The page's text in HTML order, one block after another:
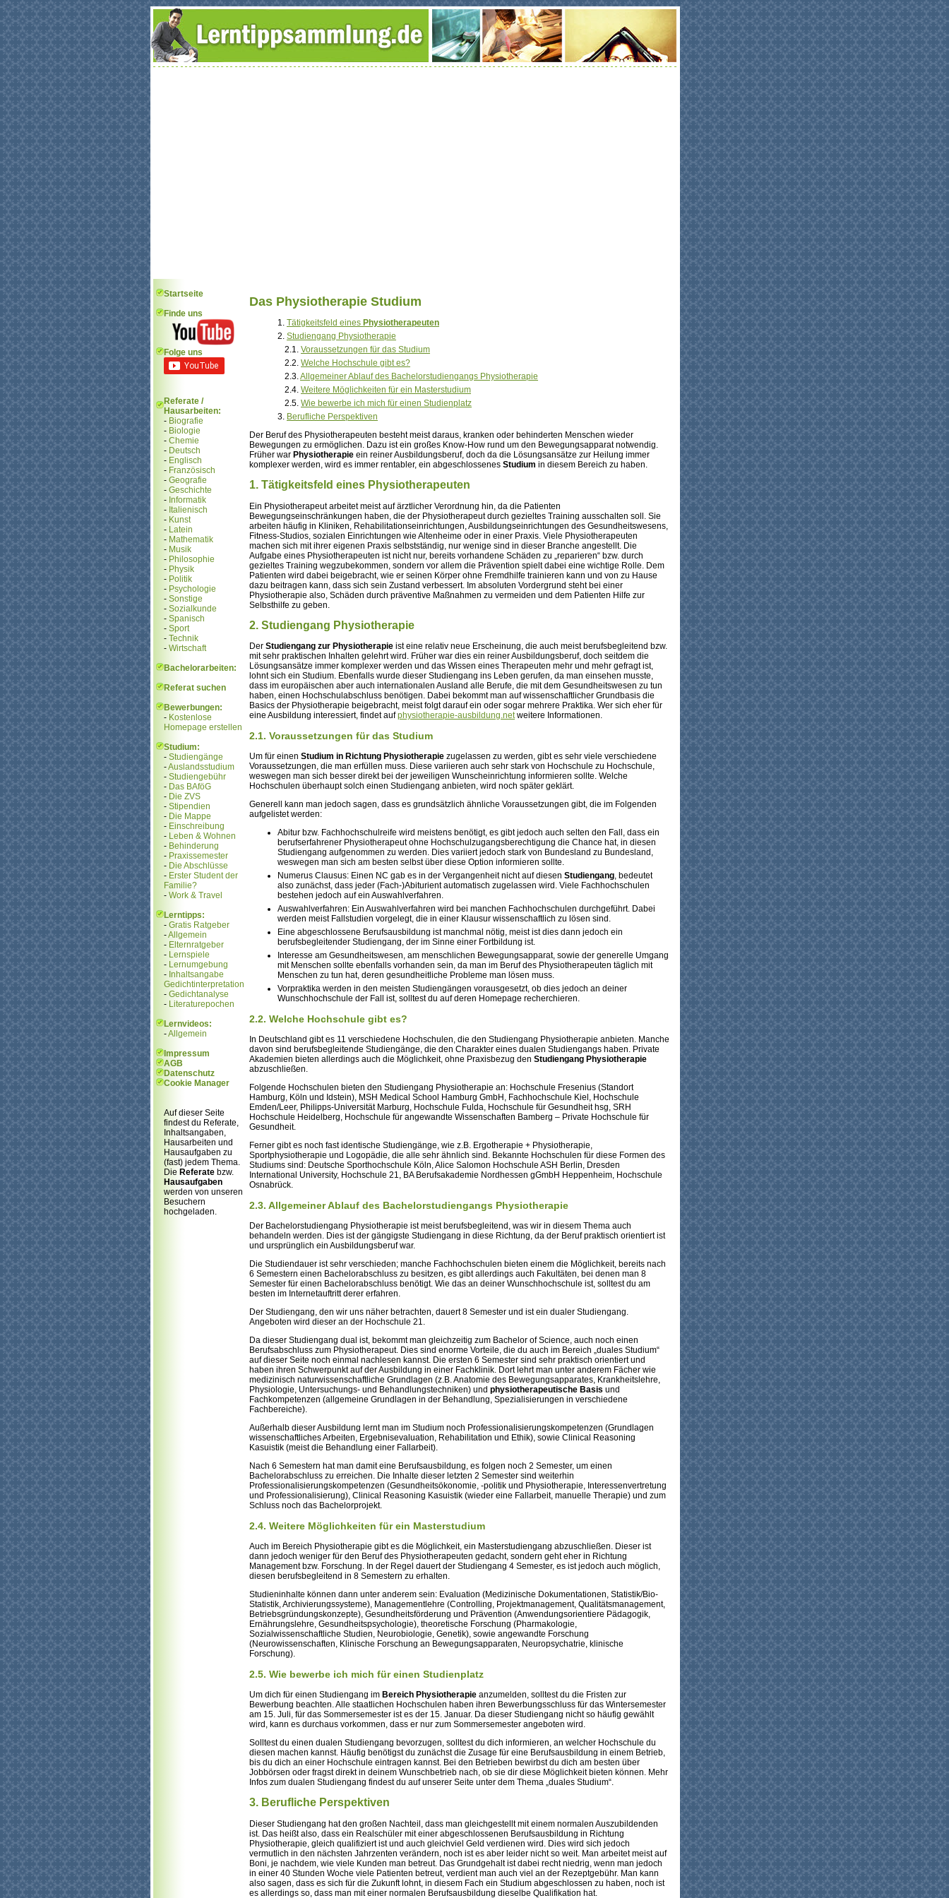
Startseite
Finde uns
Folge uns
Referate /
Hausarbeiten:
- Biografie
- Biologie
- Chemie
- Deutsch
- Englisch
- Französisch
- Geografie
- Geschichte
- Informatik
- Italienisch
- Kunst
- Latein
- Mathematik
- Musik
- Philosophie
- Physik
- Politik
- Psychologie
- Sonstige
- Sozialkunde
- Spanisch
- Sport
- Technik
- Wirtschaft
Bachelorarbeiten:
Referat suchen
Bewerbungen:
- Kostenlose
Homepage erstellen
Studium:
- Studiengänge
-Auslandsstudium
- Studiengebühr
- Das BAföG
- Die ZVS
- Stipendien
- Die Mappe
- Einschreibung
- Leben & Wohnen
- Behinderung
- Praxissemester
- Die Abschlüsse
- Erster Student der
Familie?
- Work & Travel
Lerntipps:
- Gratis Ratgeber
-Allgemein
- Elternratgeber
- Lernspiele
- Lernumgebung
- Inhaltsangabe
Gedichtinterpretation
- Gedichtanalyse
- Literaturepochen
Lernvideos:
-Allgemein
Impressum
AGB
Datenschutz
Cookie Manager
Auf dieser Seite
findest du Referate,
Inhaltsangaben,
Hausarbeiten und
Hausaufgaben zu
(fast) jedem Thema.
Die Referate bzw.
Hausaufgaben
werden von unseren
Besuchern
hochgeladen.
Das Physiotherapie Studium
1. Tätigkeitsfeld eines Physiotherapeuten
2. Studiengang Physiotherapie
2.1. Voraussetzungen für das Studium
2.2. Welche Hochschule gibt es?
2.3.Allgemeiner Ablauf des Bachelorstudiengangs Physiotherapie
2.4. Weitere Möglichkeiten für ein Masterstudium
2.5. Wie bewerbe ich mich für einen Studienplatz
3. Berufliche Perspektiven
Der Beruf des Physiotherapeuten besteht meist daraus, kranken oder behinderten Menschen wieder
Bewegungen zu ermöglichen. Dazu ist ein großes Know-How rund um den Bewegungsapparat notwendig.
Früher war Physiotherapie ein reiner Ausbildungsberuf, doch da die Lösungsansätze zur Heilung immer
komplexer werden, wird es immer rentabler, ein abgeschlossenes Studium in diesem Bereich zu haben.
1. Tätigkeitsfeld eines Physiotherapeuten
Ein Physiotherapeut arbeitet meist auf ärztlicher Verordnung hin, da die Patienten
Bewegungseinschränkungen haben, die der Physiotherapeut durch gezieltes Training ausschalten soll. Sie
arbeiten häufig in Kliniken, Rehabilitationseinrichtungen, Ausbildungseinrichtungen des Gesundheitswesens,
Fitness-Studios, sozialen Einrichtungen wie Altenheime oder in einer Praxis. Viele Physiotherapeuten
machen sich mit ihrer eigenen Praxis selbstständig, nur wenige sind in dieser Branche angestellt. Die
Aufgabe eines Physiotherapeuten ist nicht nur, bereits vorhandene Schäden zu „reparieren“ bzw. durch
gezieltes Training wegzubekommen, sondern vor allem die Prävention spielt dabei eine wichtige Rolle. Dem
Patienten wird dabei beigebracht, wie er seinen Körper ohne Fremdhilfe trainieren kann und von zu Hause
dazu beitragen kann, dass sich sein Zustand verbessert. Im absoluten Vordergrund steht bei einer
Physiotherapie also, Schäden durch präventive Maßnahmen zu vermeiden und dem Patienten Hilfe zur
Selbsthilfe zu geben.
2. Studiengang Physiotherapie
Der Studiengang zur Physiotherapie ist eine relativ neue Erscheinung, die auch meist berufsbegleitend bzw.
mit sehr praktischen Inhalten gelehrt wird. Früher war dies ein reiner Ausbildungsberuf, doch seitdem die
Lösungsansätze immer komplexer werden und das Wissen eines Therapeuten mehr und mehr gefragt ist,
lohnt sich ein Studium. Ebenfalls wurde dieser Studiengang ins Leben gerufen, da man einsehen musste,
dass im europäischen aber auch internationalen Ausland alle Berufe, die mit dem Gesundheitswesen zu tun
haben, einen Hochschulabschluss benötigen. Dabei bekommt man auf wissenschaftlicher Grundbasis die
Basics der Physiotherapie beigebracht, meist folgt darauf ein oder sogar mehrere Praktika. Wer sich eher für
eine Ausbildung interessiert, findet aufphysiotherapie-ausbildung.netweitere Informationen.
2.1. Voraussetzungen für das Studium
Um für einen Studium in Richtung Physiotherapie zugelassen zu werden, gibt es sehr viele verschiedene
Voraussetzungen, die man erfüllen muss. Diese variieren auch sehr stark von Hochschule zu Hochschule,
weswegen man sich besser direkt bei der jeweiligen Wunscheinrichtung informieren sollte. Welche
Hochschulen überhaupt solch einen Studiengang anbieten, wird noch später geklärt.
Generell kann man jedoch sagen, dass es grundsätzlich ähnliche Voraussetzungen gibt, die im Folgenden
aufgelistet werden:
Abitur bzw. Fachhochschulreife wird meistens benötigt, es gibt jedoch auch selten den Fall, dass ein
berufserfahrener Physiotherapeut ohne Hochschulzugangsberechtigung die Chance hat, in diesen
Studiengang aufgenommen zu werden. Dies variiert jedoch stark von Bundesland zu Bundesland,
weswegen man sich am besten selbst über diese Option informieren sollte.
Numerus Clausus: Einen NC gab es in der Vergangenheit nicht auf diesen Studiengang, bedeutet
also zunächst, dass jeder (Fach-)Abiturient automatisch zugelassen wird. Viele Fachhochschulen
bestehen jedoch auf ein Auswahlverfahren.
Auswahlverfahren: Ein Auswahlverfahren wird bei manchen Fachhochschulen durchgeführt. Dabei
werden meist Fallstudien vorgelegt, die in einer Klausur wissenschaftlich zu lösen sind.
Eine abgeschlossene Berufsausbildung ist manchmal nötig, meist ist dies dann jedoch ein
berufsbegleitender Studiengang, der im Sinne einer Fortbildung ist.
Interesse am Gesundheitswesen, am menschlichen Bewegungsapparat, sowie der generelle Umgang
mit Menschen sollte ebenfalls vorhanden sein, da man im Beruf des Physiotherapeuten täglich mit
Menschen zu tun hat, deren gesundheitliche Probleme man lösen muss.
Vorpraktika werden in den meisten Studiengängen vorausgesetzt, ob dies jedoch an deiner
Wunschhochschule der Fall ist, solltest du auf deren Homepage recherchieren.
2.2. Welche Hochschule gibt es?
In Deutschland gibt es 11 verschiedene Hochschulen, die den Studiengang Physiotherapie anbieten. Manche
davon sind berufsbegleitende Studiengänge, die den Charakter eines dualen Studiengangs haben. Private
Akademien bieten allerdings auch die Möglichkeit, ohne Praxisbezug den Studiengang Physiotherapie
abzuschließen.
Folgende Hochschulen bieten den Studiengang Physiotherapie an: Hochschule Fresenius (Standort
Hamburg, Köln und Idstein), MSH Medical School Hamburg GmbH, Fachhochschule Kiel, Hochschule
Emden/Leer, Philipps-Universität Marburg, Hochschule Fulda, Hochschule für Gesundheit hsg, SRH
Hochschule Heidelberg, Hochschule für angewandte Wissenschaften Bamberg – Private Hochschule für
Gesundheit.
Ferner gibt es noch fast identische Studiengänge, wie z.B. Ergotherapie + Physiotherapie,
Sportphysiotherapie und Logopädie, die alle sehr ähnlich sind. Bekannte Hochschulen für diese Formen des
Studiums sind: Deutsche Sporthochschule Köln, Alice Salomon Hochschule ASH Berlin, Dresden
International University, Hochschule 21, BA Berufsakademie Nordhessen gGmbH Heppenheim, Hochschule
Osnabrück.
2.3. Allgemeiner Ablauf des Bachelorstudiengangs Physiotherapie
Der Bachelorstudiengang Physiotherapie ist meist berufsbegleitend, was wir in diesem Thema auch
behandeln werden. Dies ist der gängigste Studiengang in diese Richtung, da der Beruf praktisch orientiert ist
und ursprünglich ein Ausbildungsberuf war.
Die Studiendauer ist sehr verschieden; manche Fachhochschulen bieten einem die Möglichkeit, bereits nach
6 Semestern einen Bachelorabschluss zu besitzen, es gibt allerdings auch Fakultäten, bei denen man 8
Semester für einen Bachelorabschluss benötigt. Wie das an deiner Wunschhochschule ist, solltest du am
besten im Internetauftritt derer erfahren.
Der Studiengang, den wir uns näher betrachten, dauert 8 Semester und ist ein dualer Studiengang.
Angeboten wird dieser an der Hochschule 21.
Da dieser Studiengang dual ist, bekommt man gleichzeitig zum Bachelor of Science, auch noch einen
Berufsabschluss zum Physiotherapeut. Dies sind enorme Vorteile, die du auch im Bereich „duales Studium“
auf dieser Seite noch einmal nachlesen kannst. Die ersten 6 Semester sind sehr praktisch orientiert und
haben ihren Schwerpunkt auf der Ausbildung in einer Fachklinik. Dort lehrt man unter anderem Fächer wie
medizinisch naturwissenschaftliche Grundlagen (z.B. Anatomie des Bewegungsapparates, Krankheitslehre,
Physiologie, Untersuchungs- und Behandlungstechniken) und physiotherapeutische Basis und
Fachkompetenzen (allgemeine Grundlagen in der Behandlung, Spezialisierungen in verschiedene
Fachbereiche).
Außerhalb dieser Ausbildung lernt man im Studium noch Professionalisierungskompetenzen (Grundlagen
wissenschaftliches Arbeiten, Ergebnisevaluation, Rehabilitation und Ethik), sowie Clinical Reasoning
Kasuistik (meist die Behandlung einer Fallarbeit).
Nach 6 Semestern hat man damit eine Berufsausbildung, es folgen noch 2 Semester, um einen
Bachelorabschluss zu erreichen. Die Inhalte dieser letzten 2 Semester sind weiterhin
Professionalisierungskompetenzen (Gesundheitsökonomie, -politik und Physiotherapie, Interessenvertretung
und Professionalisierung), Clinical Reasoning Kasuistik (wieder eine Fallarbeit, manuelle Therapie) und zum
Schluss noch das Bachelorprojekt.
2.4. Weitere Möglichkeiten für ein Masterstudium
Auch im Bereich Physiotherapie gibt es die Möglichkeit, ein Masterstudiengang abzuschließen. Dieser ist
dann jedoch weniger für den Beruf des Physiotherapeuten gedacht, sondern geht eher in Richtung
Management bzw. Forschung. In der Regel dauert der Studiengang 4 Semester, es ist jedoch auch möglich,
diesen berufsbegleitend in 8 Semestern zu erhalten.
Studieninhalte können dann unter anderem sein: Evaluation (Medizinische Dokumentationen, Statistik/Bio-
Statistik, Archivierungssysteme), Managementlehre (Controlling, Projektmanagement, Qualitätsmanagement,
Betriebsgründungskonzepte), Gesundheitsförderung und Prävention (Anwendungsorientiere Pädagogik,
Ernährungslehre, Gesundheitspsychologie), theoretische Forschung (Pharmakologie,
Sozialwissenschaftliche Studien, Neurobiologie, Genetik), sowie angewandte Forschung
(Neurowissenschaften, Klinische Forschung an Bewegungsapparaten, Neuropsychatrie, klinische
Forschung).
2.5. Wie bewerbe ich mich für einen Studienplatz
Um dich für einen Studiengang im Bereich Physiotherapie anzumelden, solltest du die Fristen zur
Bewerbung beachten. Alle staatlichen Hochschulen haben ihren Bewerbungsschluss für das Wintersemester
am 15. Juli, für das Sommersemester ist es der 15. Januar. Da dieser Studiengang nicht so häufig gewählt
wird, kann es durchaus vorkommen, dass er nur zum Sommersemester angeboten wird.
Solltest du einen dualen Studiengang bevorzugen, solltest du dich informieren, an welcher Hochschule du
diesen machen kannst. Häufig benötigst du zunächst die Zusage für eine Berufsausbildung in einem Betrieb,
bis du dich an einer Hochschule eintragen kannst. Bei den Betrieben bewirbst du dich am besten über
Jobbörsen oder fragst direkt in deinem Wunschbetrieb nach, ob sie dir diese Möglichkeit bieten können. Mehr
Infos zum dualen Studiengang findest du auf unserer Seite unter dem Thema „duales Studium“.
3. Berufliche Perspektiven
Dieser Studiengang hat den großen Nachteil, dass man gleichgestellt mit einem normalen Auszubildenden
ist. Das heißt also, dass ein Realschüler mit einer abgeschlossenen Berufsausbildung in Richtung
Physiotherapie, gleich qualifiziert ist und auch gleichviel Geld verdienen wird. Dies wird sich jedoch
vermutlich in den nächsten Jahrzenten verändern, noch ist es aber leider nicht so weit. Man arbeitet meist auf
Boni, je nachdem, wie viele Kunden man betreut. Das Grundgehalt ist dabei recht niedrig, wenn man jedoch
in einer 40 Stunden Woche viele Patienten betreut, verdient man auch viel an der Rezeptgebühr. Man kann
also sagen, dass es sich für die Zukunft lohnt, in diesem Fach ein Studium abgeschlossen zu haben, noch ist
es allerdings so, dass man mit einer normalen Berufsausbildung dieselbe Qualifikation hat.